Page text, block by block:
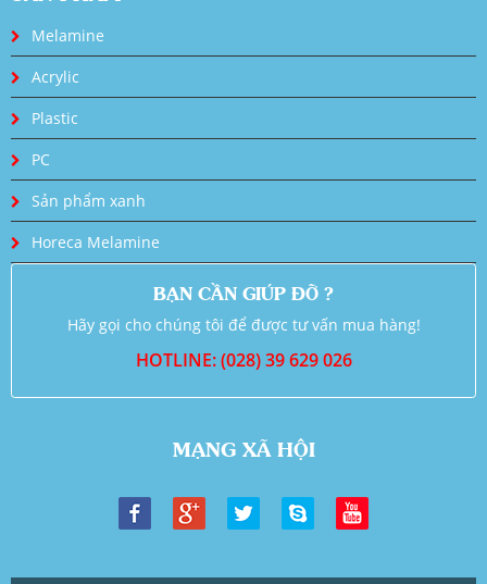
Melamine
Acrylic
Plastic
PC
Sản phẩm xanh
Horeca Melamine
BẠN CẦN GIÚP ĐỠ ?
Hãy gọi cho chúng tôi để được tư vấn mua hàng!
HOTLINE: (028) 39 629 026
MẠNG XÃ HỘI